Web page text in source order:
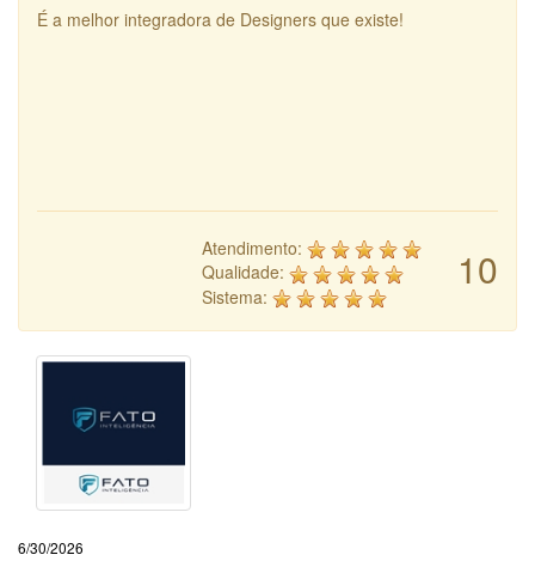
É a melhor integradora de Designers que existe!
10
Atendimento:
Qualidade:
Sistema:
6/30/2026